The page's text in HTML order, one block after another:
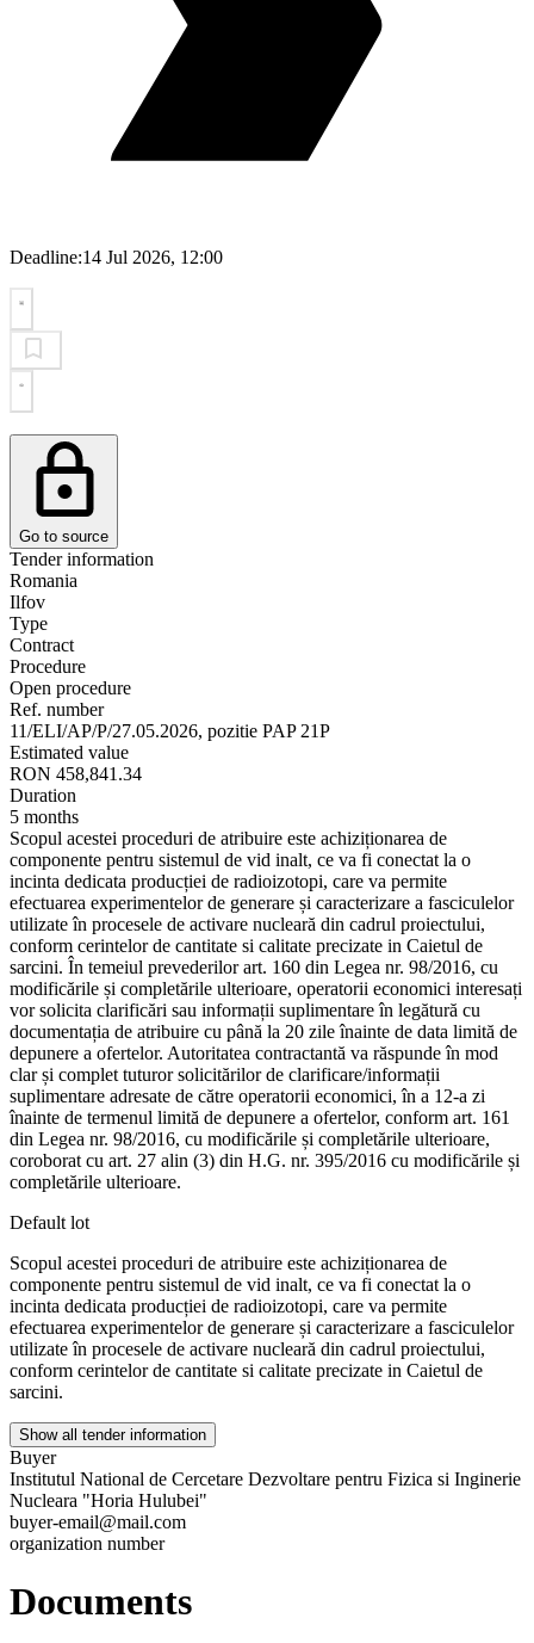
Deadline:14 Jul 2026, 12:00
Go to source
Tender information
Romania
Ilfov
Type
Contract
Procedure
Open procedure
Ref. number
11/ELI/AP/P/27.05.2026, pozitie PAP 21P
Estimated value
RON 458,841.34
Duration
5 months
Scopul acestei proceduri de atribuire este achiziționarea de
componente pentru sistemul de vid inalt, ce va fi conectat la o
incinta dedicata producției de radioizotopi, care va permite
efectuarea experimentelor de generare și caracterizare a fasciculelor
utilizate în procesele de activare nucleară din cadrul proiectului,
conform cerintelor de cantitate si calitate precizate in Caietul de
sarcini. În temeiul prevederilor art. 160 din Legea nr. 98/2016, cu
modificările și completările ulterioare, operatorii economici interesați
vor solicita clarificări sau informații suplimentare în legătură cu
documentația de atribuire cu până la 20 zile înainte de data limită de
depunere a ofertelor. Autoritatea contractantă va răspunde în mod
clar și complet tuturor solicitărilor de clarificare/informații
suplimentare adresate de către operatorii economici, în a 12-a zi
înainte de termenul limită de depunere a ofertelor, conform art. 161
din Legea nr. 98/2016, cu modificările și completările ulterioare,
coroborat cu art. 27 alin (3) din H.G. nr. 395/2016 cu modificările și
completările ulterioare.
Default lot
Scopul acestei proceduri de atribuire este achiziționarea de
componente pentru sistemul de vid inalt, ce va fi conectat la o
incinta dedicata producției de radioizotopi, care va permite
efectuarea experimentelor de generare și caracterizare a fasciculelor
utilizate în procesele de activare nucleară din cadrul proiectului,
conform cerintelor de cantitate si calitate precizate in Caietul de
sarcini.
Show all tender information
Buyer
Institutul National de Cercetare Dezvoltare pentru Fizica si Inginerie
Nucleara "Horia Hulubei"
buyer-email@mail.com
organization number
Documents